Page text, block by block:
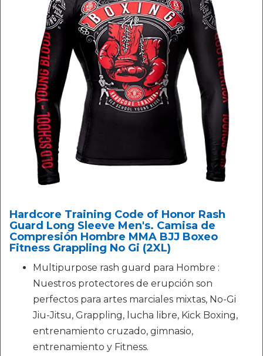
Hardcore Training Code of Honor Rash
Guard Long Sleeve Men's. Camisa de
Compresión Hombre MMA BJJ Boxeo
Fitness Grappling No Gi (2XL)
Multipurpose rash guard para Hombre :
Nuestros protectores de erupción son
perfectos para artes marciales mixtas, No-Gi
Jiu-Jitsu, Grappling, lucha libre, Kick Boxing,
entrenamiento cruzado, gimnasio,
entrenamiento y Fitness.